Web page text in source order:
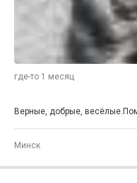
где-то 1 месяц
Верные, добрые,
Минск